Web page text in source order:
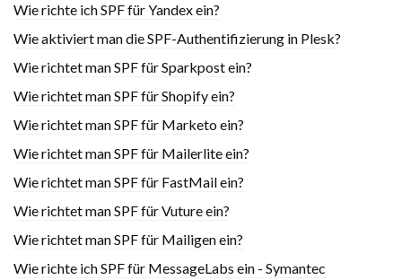
Wie richte ich SPF für Yandex ein?
Wie aktiviert man die SPF-Authentifizierung in Plesk?
Wie richtet man SPF für Sparkpost ein?
Wie richtet man SPF für Shopify ein?
Wie richtet man SPF für Marketo ein?
Wie richtet man SPF für Mailerlite ein?
Wie richtet man SPF für FastMail ein?
Wie richtet man SPF für Vuture ein?
Wie richtet man SPF für Mailigen ein?
Wie richte ich SPF für MessageLabs ein - Symantec